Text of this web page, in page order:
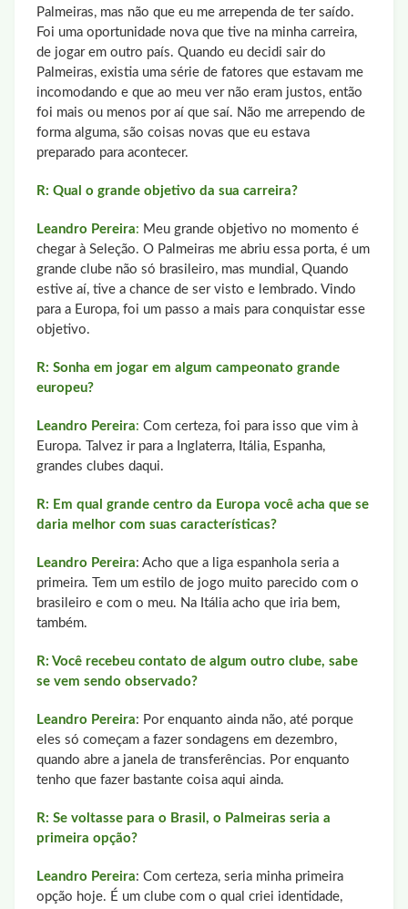
Palmeiras, mas não que eu me arrependa de ter saído.
Foi uma oportunidade nova que tive na minha carreira,
de jogar em outro país. Quando eu decidi sair do
Palmeiras, existia uma série de fatores que estavam me
incomodando e que ao meu ver não eram justos, então
foi mais ou menos por aí que saí. Não me arrependo de
forma alguma, são coisas novas que eu estava
preparado para acontecer.
R: Qual o grande objetivo da sua carreira?
Leandro Pereira: Meu grande objetivo no momento é
chegar à Seleção. O Palmeiras me abriu essa porta, é um
grande clube não só brasileiro, mas mundial, Quando
estive aí, tive a chance de ser visto e lembrado. Vindo
para a Europa, foi um passo a mais para conquistar esse
objetivo.
R: Sonha em jogar em algum campeonato grande
europeu?
Leandro Pereira: Com certeza, foi para isso que vim à
Europa. Talvez ir para a Inglaterra, Itália, Espanha,
grandes clubes daqui.
R: Em qual grande centro da Europa você acha que se
daria melhor com suas características?
Leandro Pereira: Acho que a liga espanhola seria a
primeira. Tem um estilo de jogo muito parecido com o
brasileiro e com o meu. Na Itália acho que iria bem,
também.
R: Você recebeu contato de algum outro clube, sabe
se vem sendo observado?
Leandro Pereira: Por enquanto ainda não, até porque
eles só começam a fazer sondagens em dezembro,
quando abre a janela de transferências. Por enquanto
tenho que fazer bastante coisa aqui ainda.
R: Se voltasse para o Brasil, o Palmeiras seria a
primeira opção?
Leandro Pereira: Com certeza, seria minha primeira
opção hoje. É um clube com o qual criei identidade,